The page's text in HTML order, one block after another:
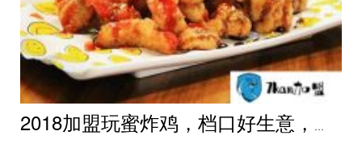
2018加盟玩蜜炸鸡，档口好生意，食客排长队，小店长轻松赚发家！